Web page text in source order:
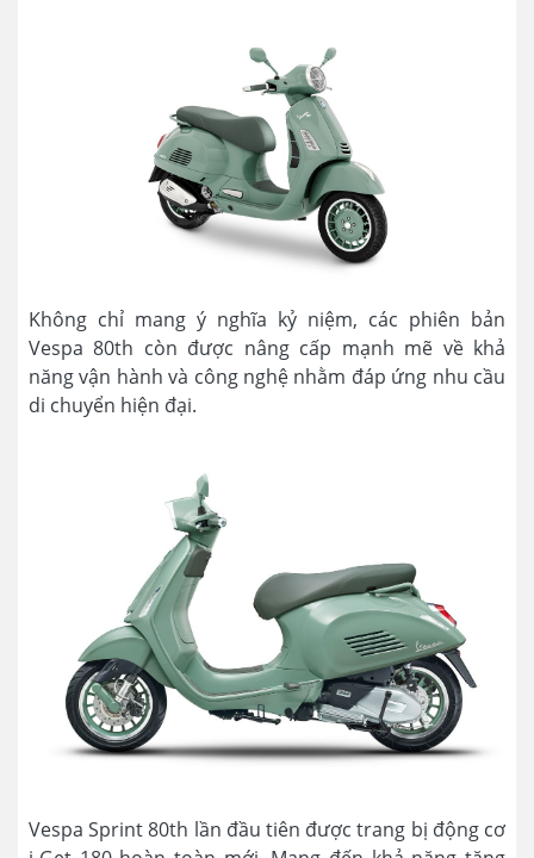
Không chỉ mang ý nghĩa kỷ niệm, các phiên bản
Vespa 80th còn được nâng cấp mạnh mẽ về khả
năng vận hành và công nghệ nhằm đáp ứng nhu cầu
di chuyển hiện đại.
Vespa Sprint 80th lần đầu tiên được trang bị động cơ